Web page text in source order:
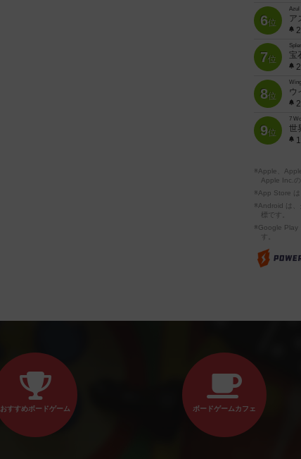
6位
Azul
ア
7位
宝
8位
ウ
9位
7
世
※Apple、
Apple Inc.の
※App Store は
※Android は、
標です。
※Google Play
す。
おすすめボードゲーム ボードゲームカフェ